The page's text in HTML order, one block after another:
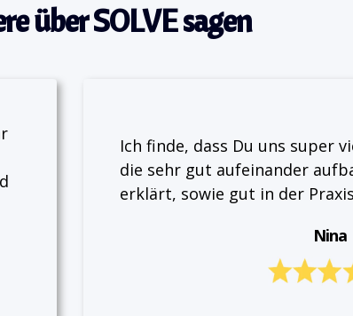
über SOLVE sagen
Ich finde, dass Du uns super
die sehr gut aufeinander
erklärt, sowie gut in der
Nina